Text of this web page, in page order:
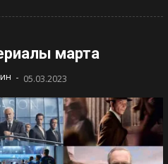
марта
- 05.03.2023